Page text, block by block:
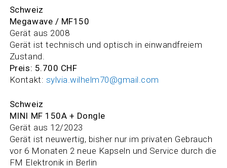
Schweiz
Megawave / MF150
Gerät aus 2008
Gerät ist technisch und optisch in einwandfreiem
Zustand.
Preis: 5.700 CHF
Kontakt: sylvia.wilhelm70@gmail.com
Schweiz
MINI MF 150A + Dongle
Gerät aus 12/2023
Gerät ist neuwertig, bisher nur im privaten Gebrauch
vor 6 Monaten 2 neue Kapseln und Service durch die
FM Elektronik in Berlin